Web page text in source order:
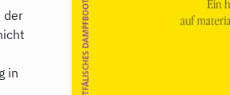
der
in